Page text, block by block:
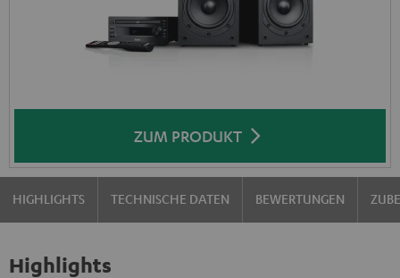
ZUM PRODUKT
HIGHLIGHTS TECHNISCHE DATEN BEWERTUNGEN
Highlights